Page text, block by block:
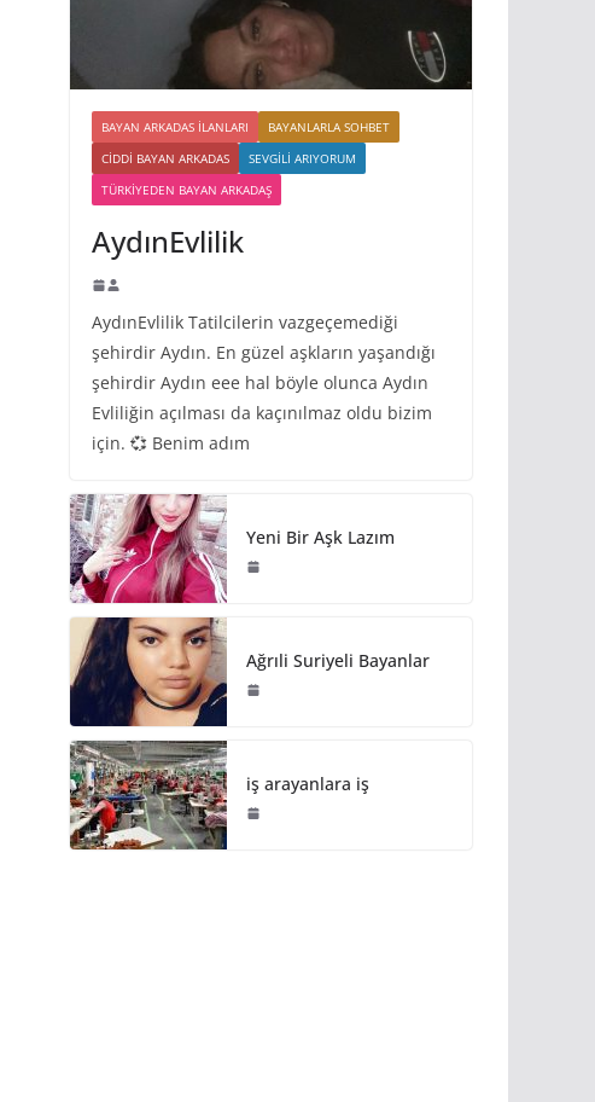
BAYAN ARKADAS ILANLARI
BAYANLARLA SOHBET
CIDDI BAYAN ARKADAS
SEVGILI ARIYORUM
TÜRKIYEDEN BAYAN ARKADAŞ
AydınEvlilik
AydınEvlilik Tatilcilerin vazgeçemediği
şehirdir Aydın. En güzel aşkların yaşandığı
şehirdir Aydın eee hal böyle olunca Aydın
Evliliğin açılması da kaçınılmaz oldu bizim
için. 💞 Benim adım
Yeni Bir Aşk Lazım
Ağrıli Suriyeli Bayanlar
iş arayanlara iş